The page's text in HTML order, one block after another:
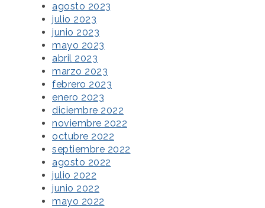
agosto 2023
julio 2023
junio 2023
mayo 2023
abril 2023
marzo 2023
febrero 2023
enero 2023
diciembre 2022
noviembre 2022
octubre 2022
septiembre 2022
agosto 2022
julio 2022
junio 2022
mayo 2022